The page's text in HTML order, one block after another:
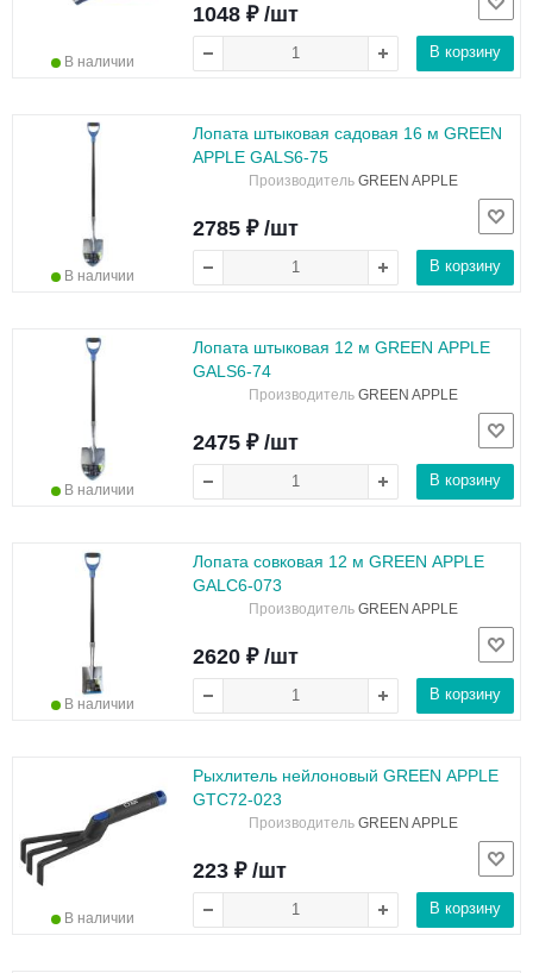
В наличии
1048 ₽ /шт
В корзину
Лопата штыковая садовая 16 м GREEN
APPLE GALS6-75
Производитель GREEN APPLE
В наличии
2785 ₽ /шт
В корзину
Лопата штыковая 12 м GREEN APPLE
GALS6-74
Производитель GREEN APPLE
В наличии
2475 ₽ /шт
В корзину
Лопата совковая 12 м GREEN APPLE
GALC6-073
Производитель GREEN APPLE
В наличии
2620 ₽ /шт
В корзину
Рыхлитель нейлоновый GREEN APPLE
GTC72-023
Производитель GREEN APPLE
В наличии
223 ₽ /шт
В корзину